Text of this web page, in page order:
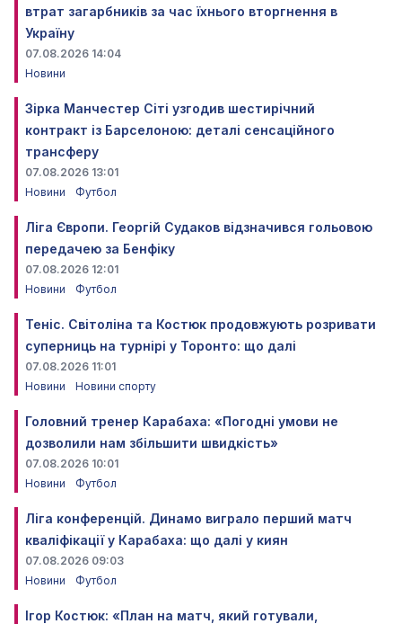
втрат загарбників за час їхнього вторгнення в
Україну
07.08.2026 14:04
Новини
Зірка Манчестер Сіті узгодив шестирічний
контракт із Барселоною: деталі сенсаційного
трансферу
07.08.2026 13:01
Новини
Футбол
Ліга Європи. Георгій Судаков відзначився гольовою
передачею за Бенфіку
07.08.2026 12:01
Новини
Футбол
Теніс. Світоліна та Костюк продовжують розривати
суперниць на турнірі у Торонто: що далі
07.08.2026 11:01
Новини
Новини спорту
Головний тренер Карабаха: «Погодні умови не
дозволили нам збільшити швидкість»
07.08.2026 10:01
Новини
Футбол
Ліга конференцій. Динамо виграло перший матч
кваліфікації у Карабаха: що далі у киян
07.08.2026 09:03
Новини
Футбол
Ігор Костюк: «План на матч, який готували,